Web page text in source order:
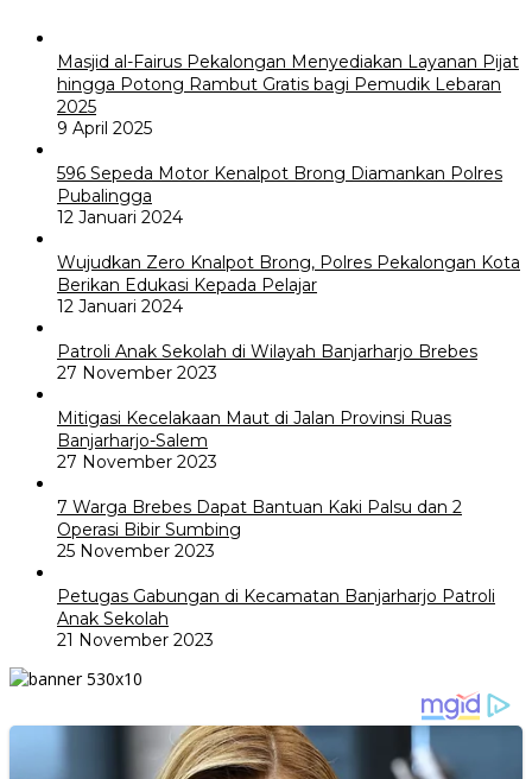
Masjid al-Fairus Pekalongan Menyediakan Layanan Pijat
hingga Potong Rambut Gratis bagi Pemudik Lebaran
2025
9 April 2025
596 Sepeda Motor Kenalpot Brong Diamankan Polres
Pubalingga
12 Januari 2024
Wujudkan Zero Knalpot Brong, Polres Pekalongan Kota
Berikan Edukasi Kepada Pelajar
12 Januari 2024
Patroli Anak Sekolah di Wilayah Banjarharjo Brebes
27 November 2023
Mitigasi Kecelakaan Maut di Jalan Provinsi Ruas
Banjarharjo-Salem
27 November 2023
7 Warga Brebes Dapat Bantuan Kaki Palsu dan 2
Operasi Bibir Sumbing
25 November 2023
Petugas Gabungan di Kecamatan Banjarharjo Patroli
Anak Sekolah
21 November 2023